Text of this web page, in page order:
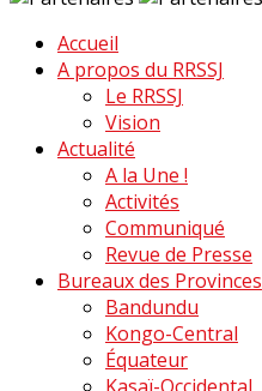
Accueil
A propos du RRSSJ
Le RRSSJ
Vision
Actualité
A la Une !
Activités
Communiqué
Revue de Presse
Bureaux des Provinces
Bandundu
Kongo-Central
Équateur